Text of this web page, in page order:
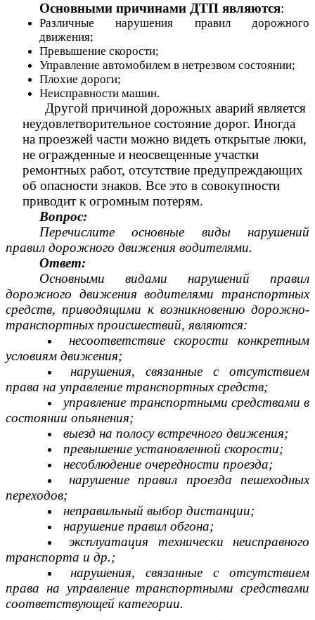
Основными причинами ДТП являются:
Различные нарушения правил дорожного
движения;
Превышение скорости;
Управление автомобилем в нетрезвом состоянии;
Плохие дороги;
Неисправности машин.
Другой причиной дорожных аварий является
неудовлетворительное состояние дорог. Иногда
на проезжей части можно видеть открытые люки,
не огражденные и неосвещенные участки
ремонтных работ, отсутствие предупреждающих
об опасности знаков. Все это в совокупности
приводит к огромным потерям.
Вопрос:
Перечислите основные виды нарушений
правил дорожного движения водителями.
Ответ:
Основными видами нарушений правил
дорожного движения водителями транспортных
средств, приводящими к возникновению дорожно-
транспортных происшествий, являются:
несоответствие скорости конкретным
условиям движения;
нарушения, связанные с отсутствием
права на управление транспортных средств;
управление транспортными средствами в
состоянии опьянения;
выезд на полосу встречного движения;
превышение установленной скорости;
несоблюдение очередности проезда;
нарушение правил проезда пешеходных
переходов;
неправильный выбор дистанции;
нарушение правил обгона;
эксплуатация технически неисправного
транспорта и др.;
нарушения, связанные с отсутствием
права на управление транспортными средствами
соответствующей категории.